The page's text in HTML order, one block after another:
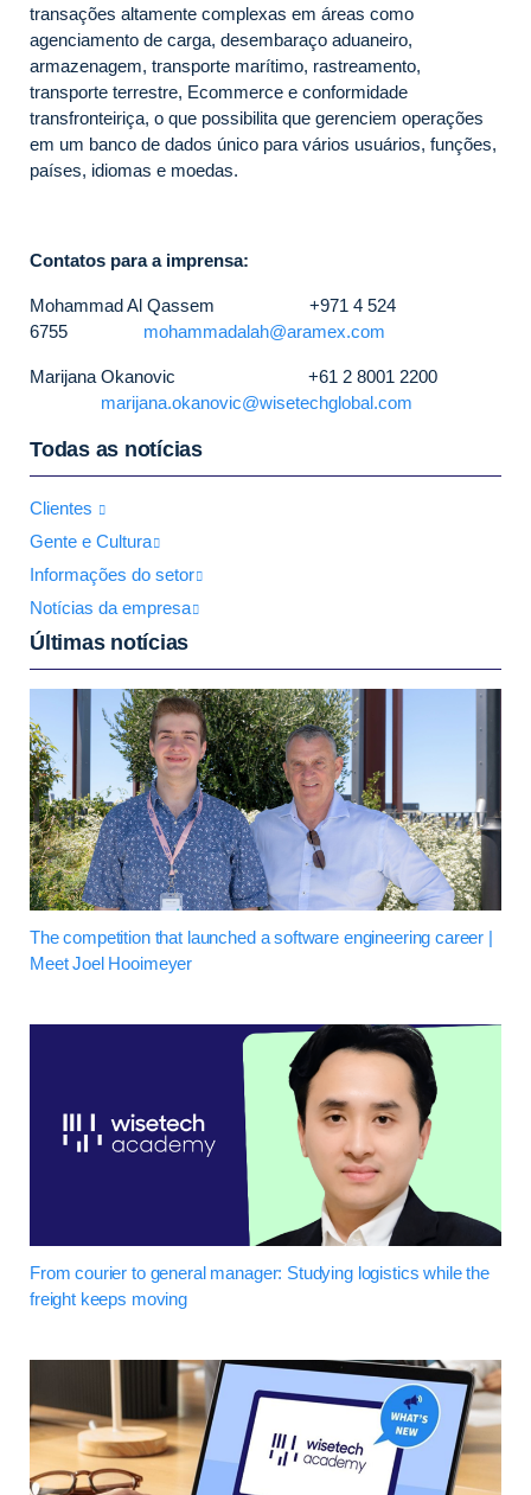
transações altamente complexas em áreas como
agenciamento de carga, desembaraço aduaneiro,
armazenagem, transporte marítimo, rastreamento,
transporte terrestre, Ecommerce e conformidade
transfronteiriça, o que possibilita que gerenciem operações
em um banco de dados único para vários usuários, funções,
países, idiomas e moedas.
Contatos para a imprensa:
Mohammad Al Qassem +971 4 524
6755 mohammadalah@aramex.com
Marijana Okanovic +61 2 8001 2200
marijana.okanovic@wisetechglobal.com
Todas as notícias
Clientes
Gente e Cultura
Informações do setor
Notícias da empresa
Últimas notícias
The competition that launched a software engineering career |
Meet Joel Hooimeyer
From courier to general manager: Studying logistics while the
freight keeps moving